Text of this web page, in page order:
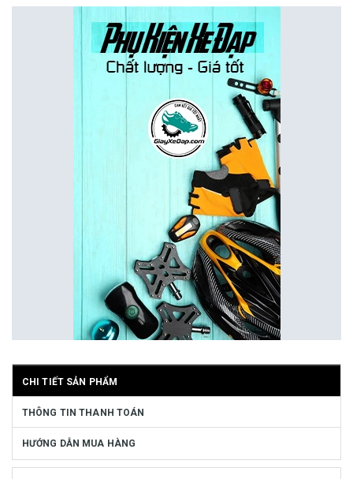
CHI TIẾT SẢN PHẨM
THÔNG TIN THANH TOÁN
HƯỚNG DẪN MUA HÀNG